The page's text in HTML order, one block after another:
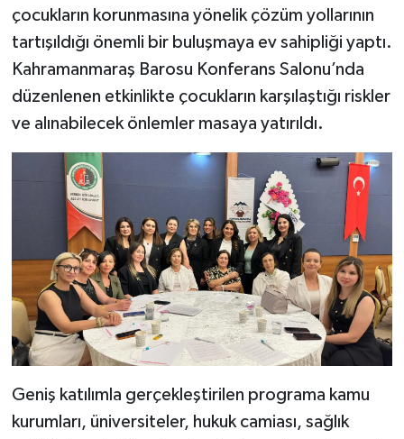
çocukların korunmasına yönelik çözüm yollarının
tartışıldığı önemli bir buluşmaya ev sahipliği yaptı.
Kahramanmaraş Barosu Konferans Salonu’nda
düzenlenen etkinlikte çocukların karşılaştığı riskler
ve alınabilecek önlemler masaya yatırıldı.
Geniş katılımla gerçekleştirilen programa kamu
kurumları, üniversiteler, hukuk camiası, sağlık
DÜNYA
ROPORTAJ
KADIN-AİLE
YEREL YÖNETİM
MEDYA
SEÇİM 2011
ÜÇÜNCÜ SAYFA
BİLİMNET
Yemek